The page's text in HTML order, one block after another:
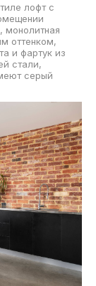
лофт с
монолитная
оттенком,
и фартук из
стали,
серый